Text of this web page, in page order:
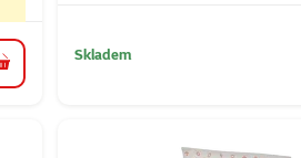
do košíku
Skladem